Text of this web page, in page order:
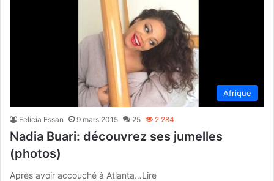
Afrique
Felicia Essan 9 mars 2015 25 2 284
Nadia Buari: découvrez ses jumelles
(photos)
Après avoir accouché à Atlanta…Lire